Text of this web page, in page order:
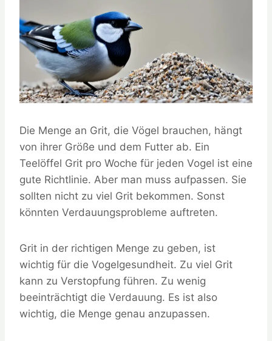
Die Menge an Grit, die Vögel brauchen, hängt
von ihrer Größe und dem Futter ab. Ein
Teelöffel Grit pro Woche für jeden Vogel ist eine
gute Richtlinie. Aber man muss aufpassen. Sie
sollten nicht zu viel Grit bekommen. Sonst
könnten Verdauungsprobleme auftreten.
Grit in der richtigen Menge zu geben, ist
wichtig für die Vogelgesundheit. Zu viel Grit
kann zu Verstopfung führen. Zu wenig
beeinträchtigt die Verdauung. Es ist also
wichtig, die Menge genau anzupassen.